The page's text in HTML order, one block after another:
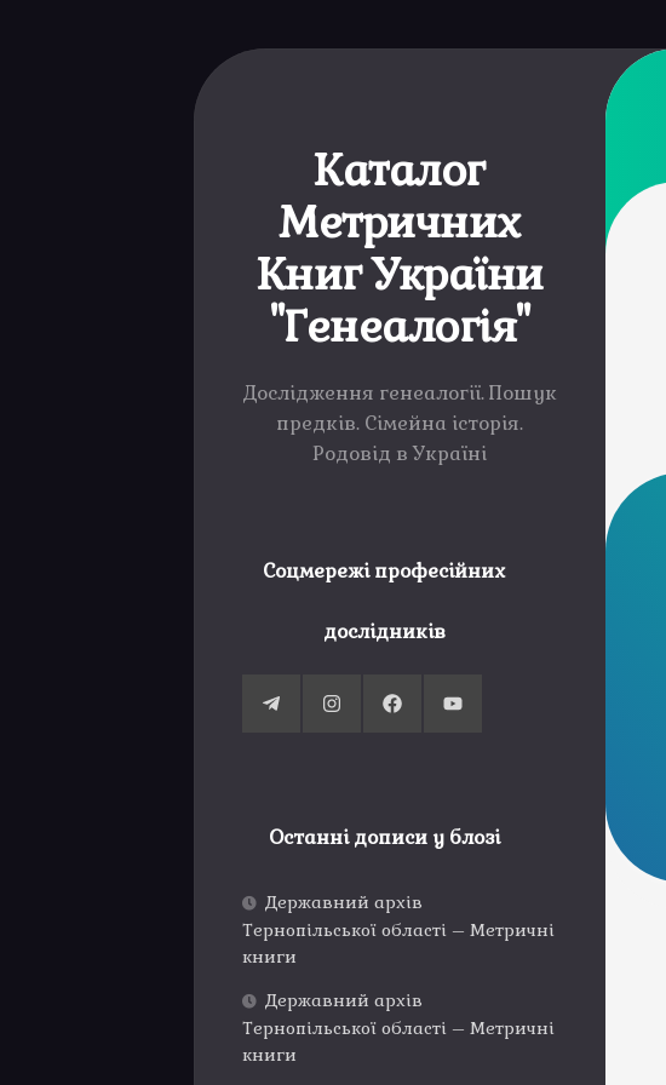
Каталог
Метричних
Книг України
"Генеалогія"
Дослідження генеалогії. Пошук
предків. Сімейна історія.
Родовід в Україні
Соцмережі професійних
дослідників
Останні дописи у блозі
Державний архів
Тернопільської області – Метричні
книги
Державний архів
Тернопільської області – Метричні
книги